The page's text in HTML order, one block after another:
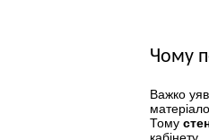
Чому
Важко
Тому